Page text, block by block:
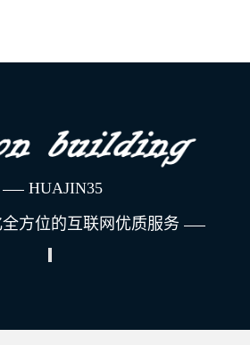
HUAJIN35
方位的互联网优质服务